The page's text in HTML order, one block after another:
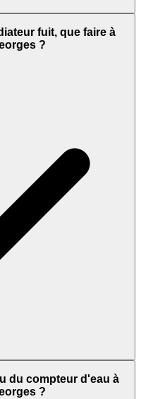
fuit, que faire à
?
du compteur d'eau à
?